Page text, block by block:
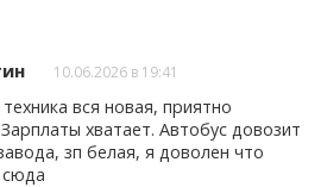
10.06.2026 в 19:41
вся новая, приятно
хватает. Автобус довозит
зп белая, я доволен что
сюда